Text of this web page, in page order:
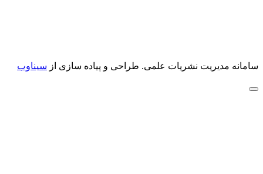
سامانه مدیریت نشریات علمی. طراحی و پیاده سازی از سیناوب